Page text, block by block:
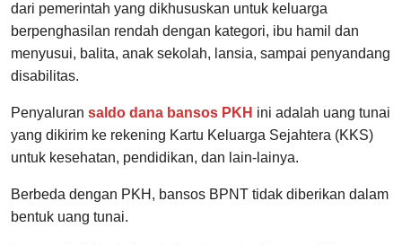
dari pemerintah yang dikhususkan untuk keluarga
berpenghasilan rendah dengan kategori, ibu hamil dan
menyusui, balita, anak sekolah, lansia, sampai penyandang
disabilitas.
Penyaluran saldo dana bansos PKH ini adalah uang tunai
yang dikirim ke rekening Kartu Keluarga Sejahtera (KKS)
untuk kesehatan, pendidikan, dan lain-lainya.
Berbeda dengan PKH, bansos BPNT tidak diberikan dalam
bentuk uang tunai.